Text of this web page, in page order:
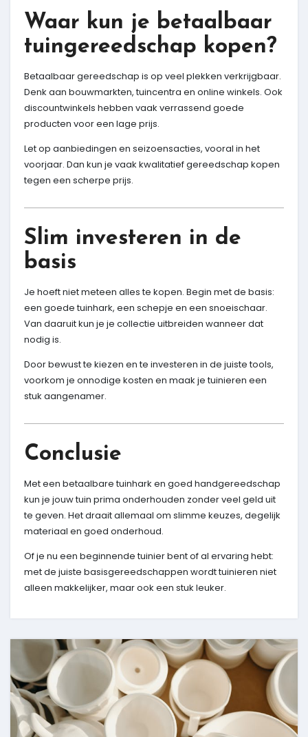
Waar kun je betaalbaar
tuingereedschap kopen?
Betaalbaar gereedschap is op veel plekken verkrijgbaar.
Denk aan bouwmarkten, tuincentra en online winkels. Ook
discountwinkels hebben vaak verrassend goede
producten voor een lage prijs.
Let op aanbiedingen en seizoensacties, vooral in het
voorjaar. Dan kun je vaak kwalitatief gereedschap kopen
tegen een scherpe prijs.
Slim investeren in de
basis
Je hoeft niet meteen alles te kopen. Begin met de basis:
een goede tuinhark, een schepje en een snoeischaar.
Van daaruit kun je je collectie uitbreiden wanneer dat
nodig is.
Door bewust te kiezen en te investeren in de juiste tools,
voorkom je onnodige kosten en maak je tuinieren een
stuk aangenamer.
Conclusie
Met een betaalbare tuinhark en goed handgereedschap
kun je jouw tuin prima onderhouden zonder veel geld uit
te geven. Het draait allemaal om slimme keuzes, degelijk
materiaal en goed onderhoud.
Of je nu een beginnende tuinier bent of al ervaring hebt:
met de juiste basisgereedschappen wordt tuinieren niet
alleen makkelijker, maar ook een stuk leuker.